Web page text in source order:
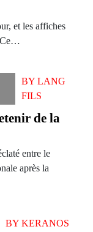
et les affiches
Ce…
BY LANG
FILS
de la
entre le
après la
BY KERANOS